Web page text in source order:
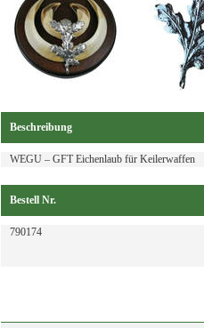
Beschreibung
WEGU – GFT Eichenlaub für Keilerwaffen
Bestell Nr.
790174